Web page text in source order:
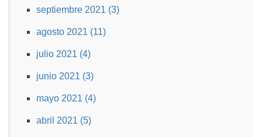
septiembre 2021 (3)
agosto 2021 (11)
julio 2021 (4)
junio 2021 (3)
mayo 2021 (4)
abril 2021 (5)